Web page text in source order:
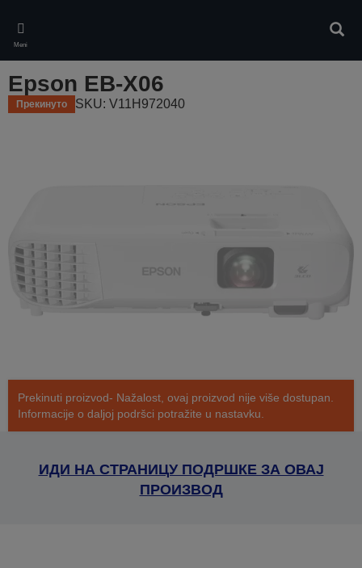
main
content
Meni
Epson EB-X06
Прекинуто SKU: V11H972040
Prekinuti proizvod- Nažalost, ovaj proizvod nije više dostupan.
Informacije o daljoj podršci potražite u nastavku.
ИДИ НА СТРАНИЦУ ПОДРШКЕ ЗА ОВАЈ
ПРОИЗВОД